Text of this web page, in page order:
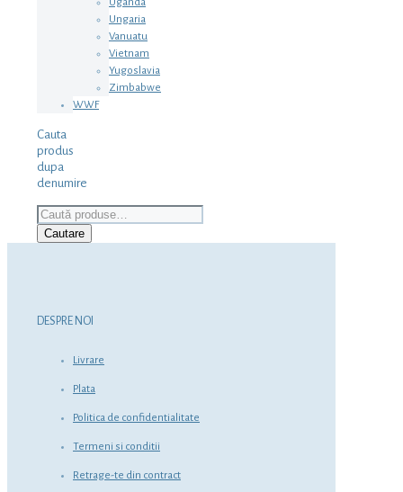
Ungaria
Vanuatu
Vietnam
Yugoslavia
Zimbabwe
WWF
Cauta
produs
dupa
denumire
Caută
după:
Cautare
DESPRE NOI
Livrare
Plata
Politica de confidentialitate
Termeni si conditii
Retrage-te din contract